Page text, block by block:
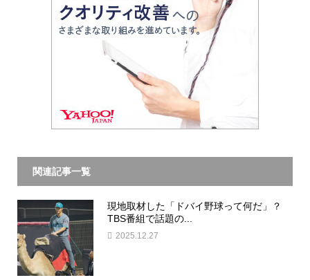
関連記事一覧
現地取材した「ドバイ野球って何だ」？
TBS番組で話題の...
2025.12.27